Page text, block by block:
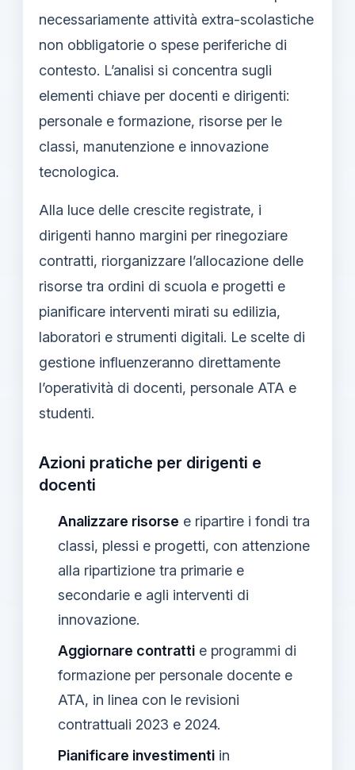
necessariamente attività extra-scolastiche
non obbligatorie o spese periferiche di
contesto. L’analisi si concentra sugli
elementi chiave per docenti e dirigenti:
personale e formazione, risorse per le
classi, manutenzione e innovazione
tecnologica.
Alla luce delle crescite registrate, i
dirigenti hanno margini per rinegoziare
contratti, riorganizzare l’allocazione delle
risorse tra ordini di scuola e progetti e
pianificare interventi mirati su edilizia,
laboratori e strumenti digitali. Le scelte di
gestione influenzeranno direttamente
l’operatività di docenti, personale ATA e
studenti.
Azioni pratiche per dirigenti e
docenti
Analizzare risorse e ripartire i fondi tra
classi, plessi e progetti, con attenzione
alla ripartizione tra primarie e
secondarie e agli interventi di
innovazione.
Aggiornare contratti e programmi di
formazione per personale docente e
ATA, in linea con le revisioni
contrattuali 2023 e 2024.
Pianificare investimenti in